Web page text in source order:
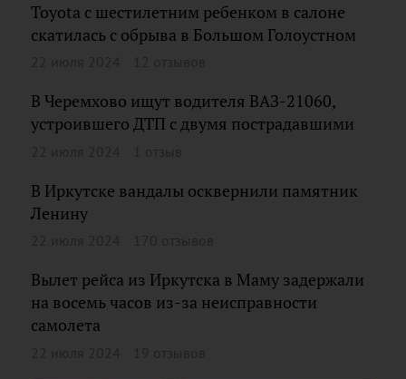
Toyota с шестилетним ребенком в салоне
скатилась с обрыва в Большом Голоустном
В Черемхово ищут водителя ВАЗ-21060,
устроившего ДТП с двумя пострадавшими
В Иркутске вандалы осквернили памятник
Ленину
Вылет рейса из Иркутска в Маму задержали
на восемь часов из-за неисправности
самолета